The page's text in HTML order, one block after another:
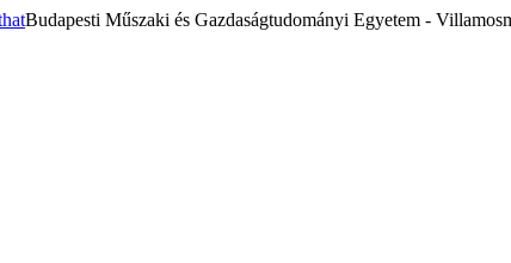
Budapesti Műszaki és Gazdaságtudományi Egyetem -